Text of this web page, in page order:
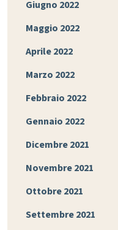
Giugno 2022
Maggio 2022
Aprile 2022
Marzo 2022
Febbraio 2022
Gennaio 2022
Dicembre 2021
Novembre 2021
Ottobre 2021
Settembre 2021